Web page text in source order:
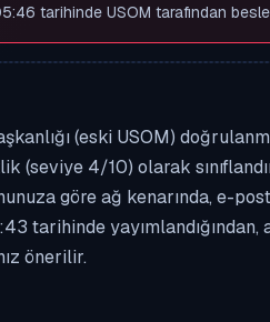
tarihinde USOM tarafından
(eski USOM)
(seviye 4/10) olarak
göre ağ kenarında, e-
tarihinde
önerilir.